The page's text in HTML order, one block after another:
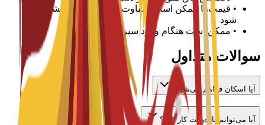
• قیمت‌ها ممکن است متفاوت باشد و باید با دانشگاه تأیید
شود
• ممکن است هنگام ورود سپرده لازم باشد
سوالات متداول
آیا اسکان فراهم می‌شود؟
آیا می‌توانم پاره‌وقت کار کنم؟